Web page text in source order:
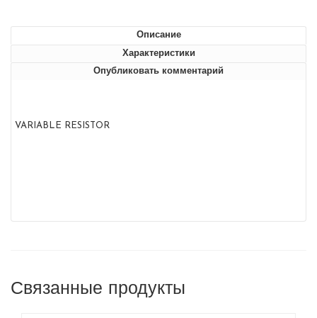
Описание
Характеристики
Опубликовать комментарий
VARIABLE RESISTOR
Связанные продукты